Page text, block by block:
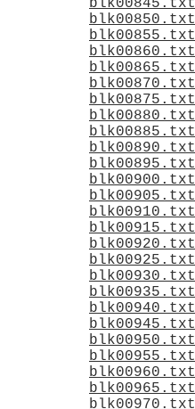
blk00845.txt
blk00850.txt
blk00855.txt
blk00860.txt
blk00865.txt
blk00870.txt
blk00875.txt
blk00880.txt
blk00885.txt
blk00890.txt
blk00895.txt
blk00900.txt
blk00905.txt
blk00910.txt
blk00915.txt
blk00920.txt
blk00925.txt
blk00930.txt
blk00935.txt
blk00940.txt
blk00945.txt
blk00950.txt
blk00955.txt
blk00960.txt
blk00965.txt
blk00970.txt